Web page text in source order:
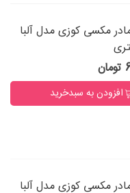
مکسی کوزی مدل آلبا
افزودن به سبدخرید
مکسی کوزی مدل آلبا